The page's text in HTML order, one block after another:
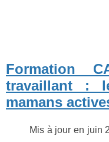
Formation
travaillant :
mamans
Mis à jour en juin